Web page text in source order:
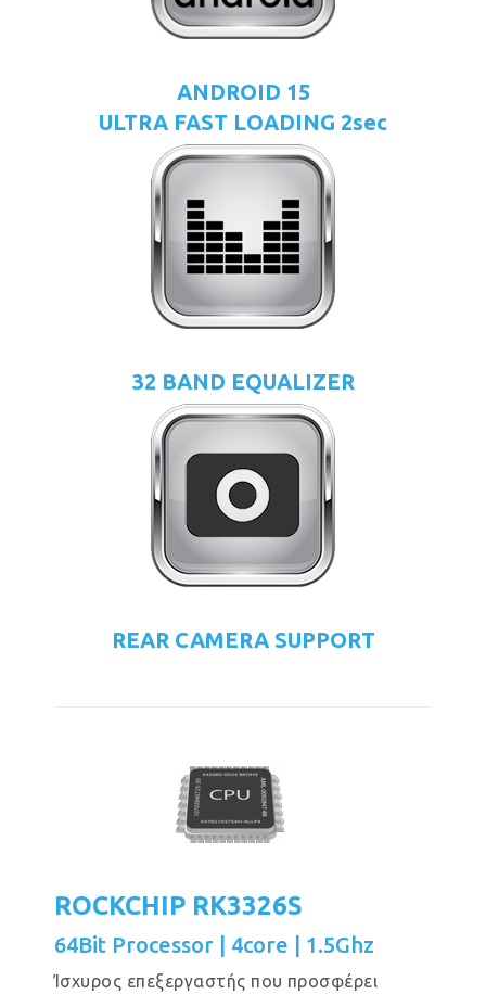
ANDROID 15
ULTRA FAST LOADING 2sec
32 BAND EQUALIZER
REAR CAMERA SUPPORT
ROCKCHIP RK3326S
64Bit Processor | 4core | 1.5Ghz
Ίσχυρος επεξεργαστής που προσφέρει